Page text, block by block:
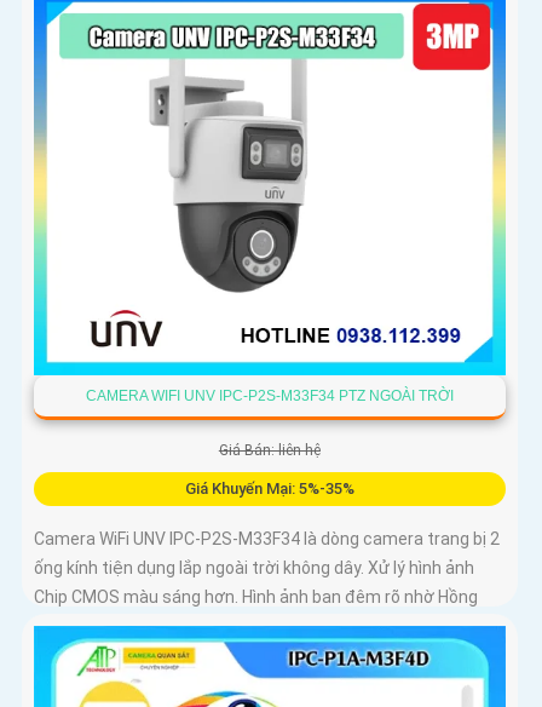
CAMERA WIFI UNV IPC-P2S-M33F34 PTZ NGOÀI TRỜI
Giá Bán: liên hệ
Giá Khuyến Mại: 5%-35%
Camera WiFi UNV IPC-P2S-M33F34 là dòng camera trang bị 2
ống kính tiện dụng lắp ngoài trời không dây. Xử lý hình ảnh
Chip CMOS màu sáng hơn. Hình ảnh ban đêm rõ nhờ Hồng
Ngoại 30m